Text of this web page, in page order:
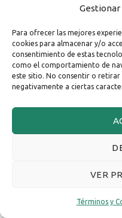
Para ofrecer las mejores
cookies para almacenar y/o
consentimiento de estas
como el comportamiento de
este sitio. No consentir o
negativamente a ciertas
VER
Términos y